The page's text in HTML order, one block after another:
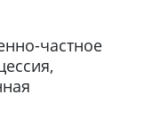
частное